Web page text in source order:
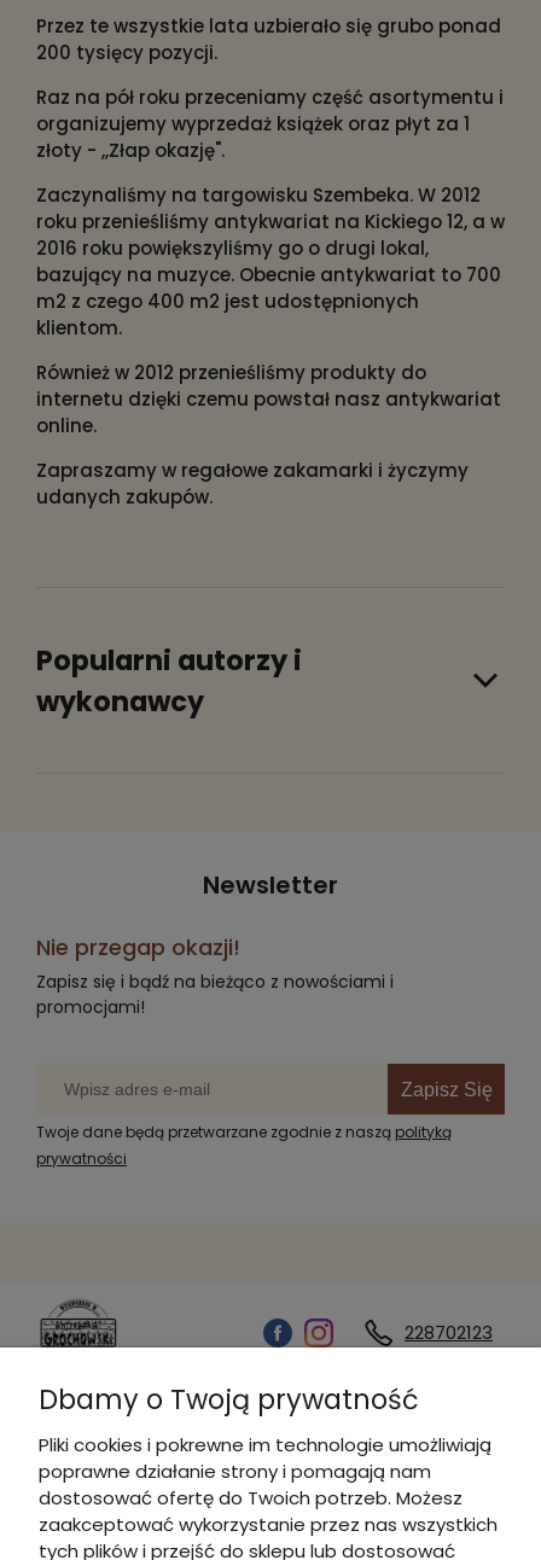
Przez te wszystkie lata uzbierało się grubo ponad
200 tysięcy pozycji.
Raz na pół roku przeceniamy część asortymentu i
organizujemy wyprzedaż książek oraz płyt za 1
złoty - ,,Złap okazję".
Zaczynaliśmy na targowisku Szembeka. W 2012
roku przenieśliśmy antykwariat na Kickiego 12, a w
2016 roku powiększyliśmy go o drugi lokal,
bazujący na muzyce. Obecnie antykwariat to 700
m2 z czego 400 m2 jest udostępnionych
klientom.
Również w 2012 przenieśliśmy produkty do
internetu dzięki czemu powstał nasz antykwariat
online.
Zapraszamy w regałowe zakamarki i życzymy
udanych zakupów.
Popularni autorzy i
wykonawcy
Newsletter
Nie przegap okazji!
Zapisz się i bądź na bieżąco z nowościami i
promocjami!
Zapisz Się
Twoje dane będą przetwarzane zgodnie z naszą polityką
prywatności
228702123
Kontakt
Informacje
Dbamy o Twoją prywatność
Pliki cookies i pokrewne im technologie umożliwiają
poprawne działanie strony i pomagają nam
dostosować ofertę do Twoich potrzeb. Możesz
zaakceptować wykorzystanie przez nas wszystkich
tych plików i przejść do sklepu lub dostosować